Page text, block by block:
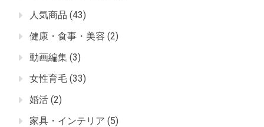
人気商品 (43)
健康・食事・美容 (2)
動画編集 (3)
女性育毛 (33)
婚活 (2)
家具・インテリア (5)